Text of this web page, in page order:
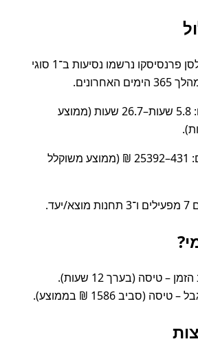
במסלול ממיאמי לסן פרנסיסקו נרשמו נסיעות ב־1 סוגי
טווחי משך כוללים: 5.8 שעות–26.7 שעות (ממוצע
טווחי מחיר כוללים: 431–25392 ₪ (ממוצע משוקלל
– טיסה (בערך 12 שעות).
(סביב 1586 ₪ בממוצע).